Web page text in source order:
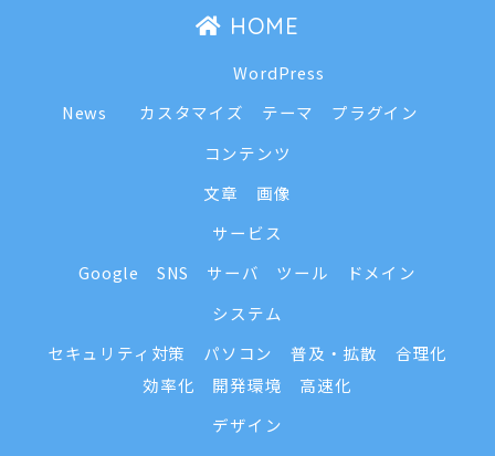
HOME
News
WordPress
カスタマイズ
テーマ
プラグイン
コンテンツ
文章
画像
サービス
Google
SNS サーバ ツール
ドメイン
システム
セキュリティ対策
パソコン 普及・拡散
合理化
効率化
開発環境
高速化
デザイン